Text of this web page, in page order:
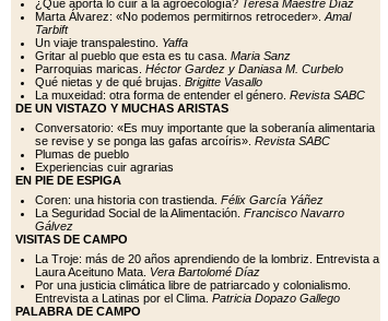
¿Qué aporta lo cuir a la agroecología? Teresa Maestre Díaz
Marta Álvarez: «No podemos permitirnos retroceder». Amal
Tarbift
Un viaje transpalestino. Yaffa
Gritar al pueblo que esta es tu casa. Maria Sanz
Parroquias maricas. Héctor Gardez y Daniasa M. Curbelo
Qué nietas y de qué brujas. Brigitte Vasallo
La muxeidad: otra forma de entender el género. Revista SABC
DE UN VISTAZO Y MUCHAS ARISTAS
Conversatorio: «Es muy importante que la soberanía alimentaria
se revise y se ponga las gafas arcoíris». Revista SABC
Plumas de pueblo
Experiencias cuir agrarias
EN PIE DE ESPIGA
Coren: una historia con trastienda. Félix García Yáñez
La Seguridad Social de la Alimentación. Francisco Navarro
Gálvez
VISITAS DE CAMPO
La Troje: más de 20 años aprendiendo de la lombriz. Entrevista a
Laura Aceituno Mata. Vera Bartolomé Díaz
Por una justicia climática libre de patriarcado y colonialismo.
Entrevista a Latinas por el Clima. Patricia Dopazo Gallego
PALABRA DE CAMPO